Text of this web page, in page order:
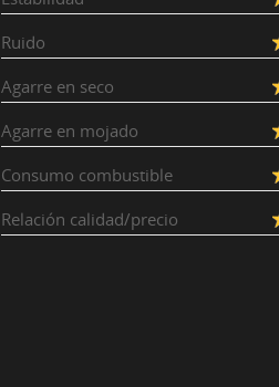
Ruido
Agarre en seco
Agarre en mojado
Consumo combustible
Relación calidad/precio